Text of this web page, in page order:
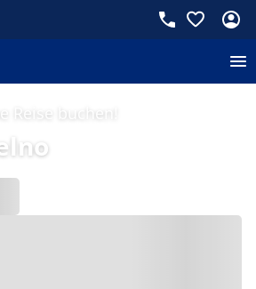
Reise buchen!